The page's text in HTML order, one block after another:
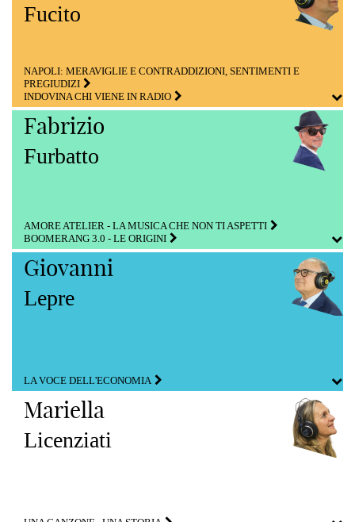
Fucito
NAPOLI: MERAVIGLIE E CONTRADDIZIONI, SENTIMENTI E
PREGIUDIZI
INDOVINA CHI VIENE IN RADIO
Fabrizio
Furbatto
AMORE ATELIER - LA MUSICA CHE NON TI ASPETTI
BOOMERANG 3.0 - LE ORIGINI
Giovanni
Lepre
LA VOCE DELL'ECONOMIA
Mariella
Licenziati